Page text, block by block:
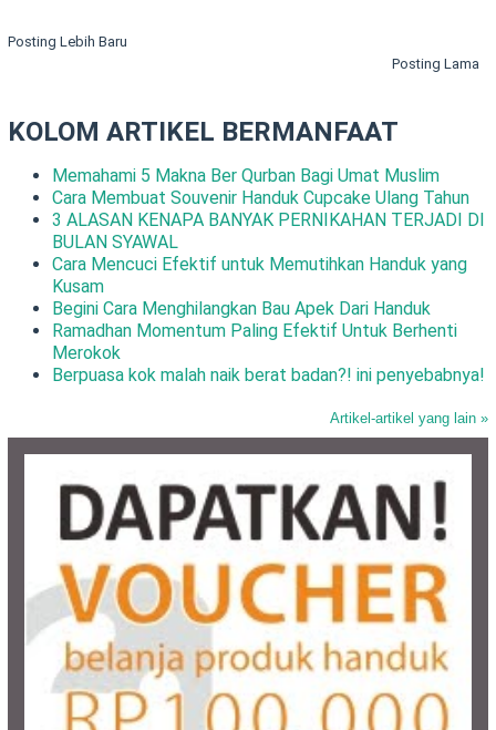
Posting Lebih Baru
Posting Lama
KOLOM ARTIKEL BERMANFAAT
Memahami 5 Makna Ber Qurban Bagi Umat Muslim
Cara Membuat Souvenir Handuk Cupcake Ulang Tahun
3 ALASAN KENAPA BANYAK PERNIKAHAN TERJADI DI
BULAN SYAWAL
Cara Mencuci Efektif untuk Memutihkan Handuk yang
Kusam
Begini Cara Menghilangkan Bau Apek Dari Handuk
Ramadhan Momentum Paling Efektif Untuk Berhenti
Merokok
Berpuasa kok malah naik berat badan?! ini penyebabnya!
Artikel-artikel yang lain »